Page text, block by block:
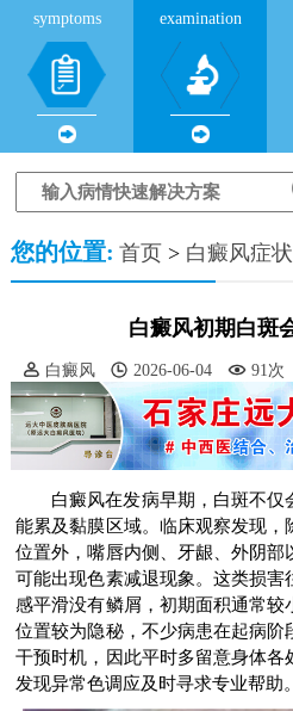
symptoms examination
您的位置: 首页> 白癜风症状
白癜风初期白斑
白癜风 2026-06-04 91次
白癜风在发病早期，白斑不
能累及黏膜区域。临床观察发现
位置外，嘴唇内侧、牙龈、外阴
可能出现色素减退现象。这类损害
感平滑没有鳞屑，初期面积通常
位置较为隐秘，不少病患在起病阶
干预时机，因此平时多留意身体各
发现异常色调应及时寻求专业帮助。